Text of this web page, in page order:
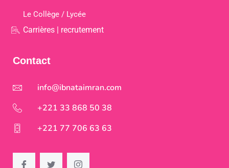
Le Collège / Lycée
Carrières | recrutement
Contact
info@ibnataimran.com
+221 33 868 50 38
+221 77 706 63 63